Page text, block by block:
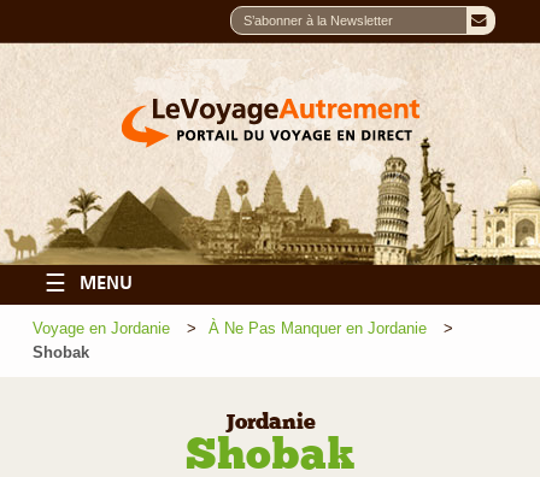
☰ MENU
Voyage en Jordanie
À Ne Pas Manquer en Jordanie
Shobak
Jordanie
Shobak